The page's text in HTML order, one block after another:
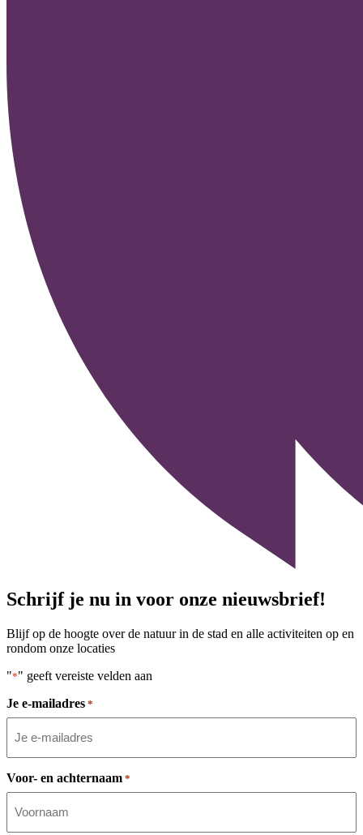
Schrijf je nu in voor onze nieuwsbrief!
Blijf op de hoogte over de natuur in de stad en alle activiteiten op en
rondom onze locaties
"*" geeft vereiste velden aan
Je e-mailadres *
Voor- en achternaam *